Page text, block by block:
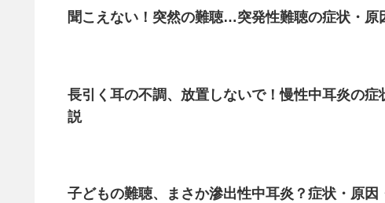
聞こえない！突然の難聴…突発性難聴の症状・
長引く耳の不調、放置しないで！慢性中耳炎の
説
子どもの難聴、まさか滲出性中耳炎？症状・原因